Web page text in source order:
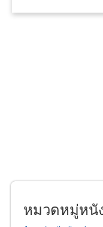
หมวดหมู่หนั